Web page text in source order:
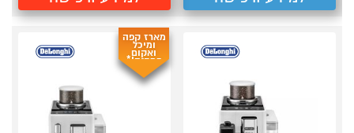
מארז קפה
ומיכל
ואקום
במתנה!*